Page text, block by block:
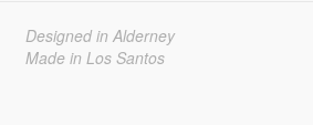
Designed in Alderney
Made in Los Santos